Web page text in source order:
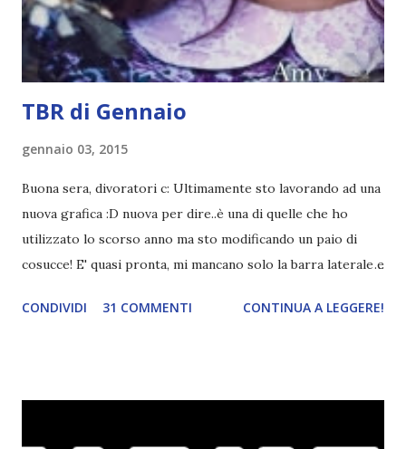
"mezzo" della storia? Questa storia ha praticamente solo
l'inizio!). Stessa cosa con Blue , stessa...
TBR di Gennaio
gennaio 03, 2015
Buona sera, divoratori c: Ultimamente sto lavorando ad una
nuova grafica :D nuova per dire..è una di quelle che ho
utilizzato lo scorso anno ma sto modificando un paio di
cosucce! E' quasi pronta, mi mancano solo la barra laterale e
impazzire e.e Un po' mi dispiacerà abbandonare quest
CONDIVIDI 31 COMMENTI CONTINUA A LEGGERE!